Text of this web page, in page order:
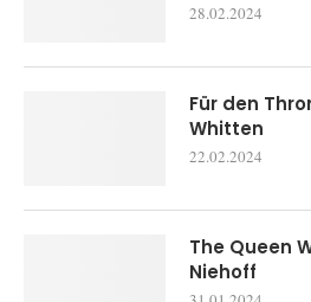
28.02.2024
Für den
Whitten
22.02.2024
The Queen
Niehoff